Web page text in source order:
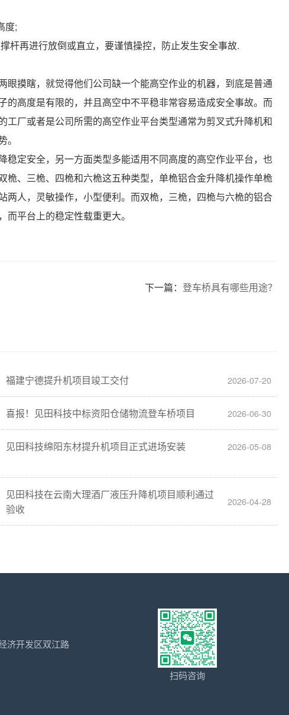
度;
杆再进行放倒或直立，要谨慎操控，防止发生安全事故.
摸瞎，就觉得他们公司缺一个能高空作业的机器，到底是普通
高度是有限的，并且高空中不平稳非常容易造成安全事故。而
厂或者是公司所需的高空作业平台类型通常为剪叉式升降机和
定安全，另一方面类型多能适用不同高度的高空作业平台，也
、三桅、四桅和六桅这五种类型，单桅铝合金升降机操作单桅
人，灵敏操作，小型便利。而双桅，三桅，四桅与六桅的铝合
平台上的稳定性载重更大。
下一篇： 登车桥具有哪些用途？
福建宁德提升机项目竣工交付 2026-07-20
喜报！见田科技中标资阳仓储物流登车桥项目 2026-06-30
见田科技绵阳东材提升机项目正式进场安装 2026-05-08
见田科技在云南大理酒厂液压升降机项目顺利通过
验收
2026-04-28
济开发区双江路
扫码咨询